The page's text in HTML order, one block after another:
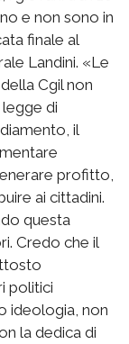
e non sono in
finale al
Landini. «Le
Cgil non
di
il
profitto,
ai cittadini.
questa
Credo che il
politici
ideologia, non
la dedica di